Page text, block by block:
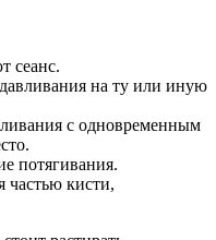
сеанс.
на ту или иную
с одновременным
потягивания.
частью кисти,